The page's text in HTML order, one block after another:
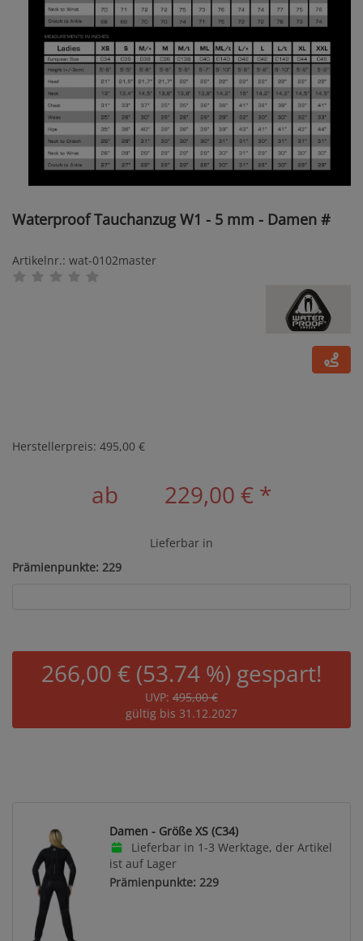
Waterproof Tauchanzug W1 - 5 mm - Damen #
Artikelnr.: wat-0102master
Herstellerpreis: 495,00 €
ab 229,00 € *
Lieferbar in
Prämienpunkte: 229
266,00 € (53.74 %) gespart!
UVP: 495,00 €
gültig bis 31.12.2027
Damen - Größe XS (C34)
Lieferbar in 1-3 Werktage, der Artikel
ist auf Lager
Prämienpunkte: 229